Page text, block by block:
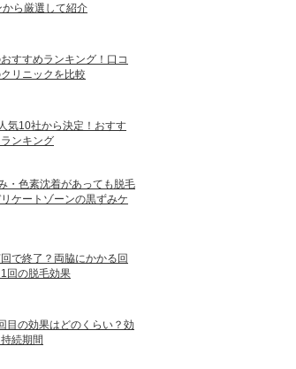
ら厳選して紹介
すすめランキング！口コ
リニックを比較
気10社から決定！おすす
ンキング
・色素沈着があっても脱毛
ケートゾーンの黒ずみケ
で終了？両脇にかかる回
回の脱毛効果
目の効果はどのくらい？効
続期間